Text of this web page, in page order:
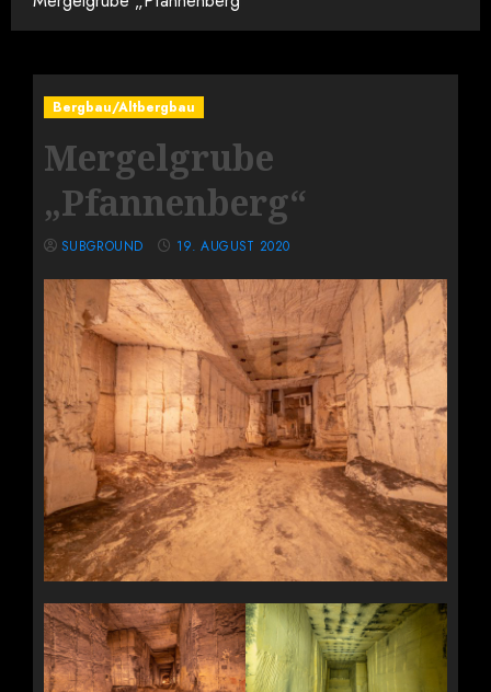
Bergbau/Altbergbau
Mergelgrube
„Pfannenberg“
SUBGROUND 19. AUGUST 2020